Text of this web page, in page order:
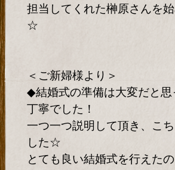
担当してくれた榊原さんを
☆
＜ご新婦様より＞
◆結婚式の準備は大変だと
丁寧でした！
一つ一つ説明して頂き、こ
した☆
とても良い結婚式を行えた